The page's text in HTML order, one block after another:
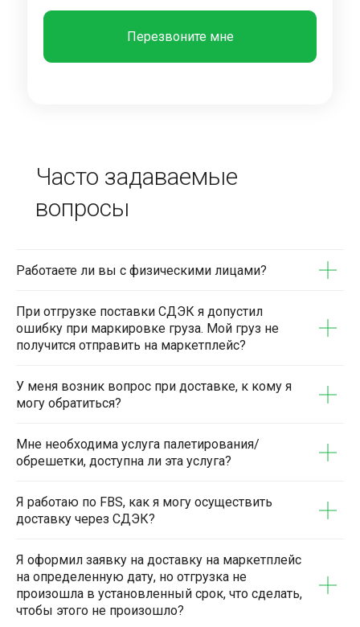
Перезвоните мне
Часто задаваемые
вопросы
Работаете ли вы с физическими лицами?
При отгрузке поставки СДЭК я допустил
ошибку при маркировке груза. Мой груз не
получится отправить на маркетплейс?
У меня возник вопрос при доставке, к кому я
могу обратиться?
Мне необходима услуга палетирования/
обрешетки, доступна ли эта услуга?
Я работаю по FBS, как я могу осуществить
доставку через СДЭК?
Я оформил заявку на доставку на маркетплейс
на определенную дату, но отгрузка не
произошла в установленный срок, что сделать,
чтобы этого не произошло?